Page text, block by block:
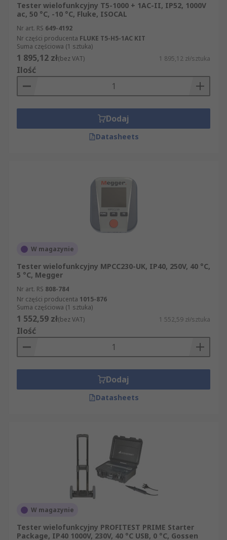
Tester wielofunkcyjny T5-1000 + 1AC-II, IP52, 1000V
ac, 50 °C, -10 °C, Fluke, ISOCAL
Nr art. RS 649-4192
Nr części producenta FLUKE T5-H5-1AC KIT
Suma częściowa (1 sztuka)
1 895,12 zł(bez VAT) 1 895,12 zł/sztuka
Ilość
Dodaj
Datasheets
W magazynie
Tester wielofunkcyjny MPCC230-UK, IP40, 250V, 40 °C,
5 °C, Megger
Nr art. RS 808-784
Nr części producenta 1015-876
Suma częściowa (1 sztuka)
1 552,59 zł(bez VAT) 1 552,59 zł/sztuka
Ilość
Dodaj
Datasheets
W magazynie
Tester wielofunkcyjny PROFITEST PRIME Starter
Package, IP40 1000V, 230V, 40 °C USB, 0 °C, Gossen